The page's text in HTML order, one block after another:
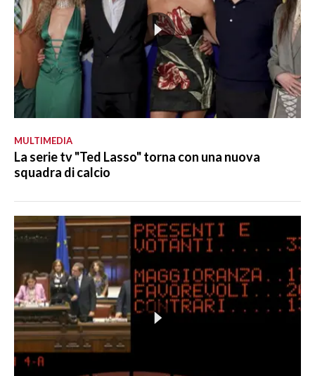
MULTIMEDIA
La serie tv "Ted Lasso" torna con una nuova
squadra di calcio